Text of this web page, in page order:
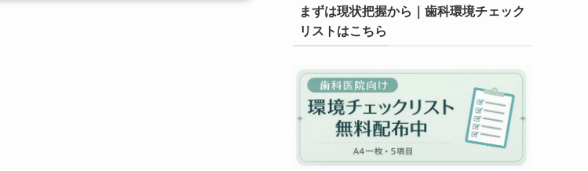
まずは現状把握から｜歯科環境チェック
リストはこちら